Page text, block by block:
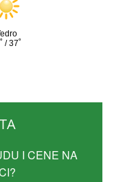
I CENE NA